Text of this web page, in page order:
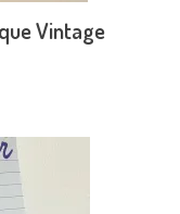
Vintage